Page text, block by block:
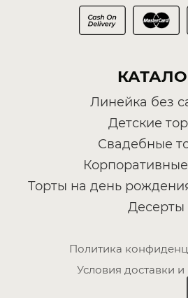
Условия доставки и возврата